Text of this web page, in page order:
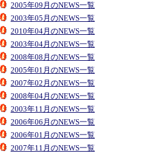
2005年09月のNEWS一覧
2003年05月のNEWS一覧
2010年04月のNEWS一覧
2003年04月のNEWS一覧
2008年08月のNEWS一覧
2005年01月のNEWS一覧
2007年02月のNEWS一覧
2008年04月のNEWS一覧
2003年11月のNEWS一覧
2006年06月のNEWS一覧
2006年01月のNEWS一覧
2007年11月のNEWS一覧